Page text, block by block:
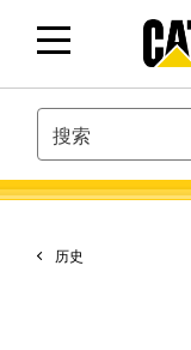
SEARCH
历史